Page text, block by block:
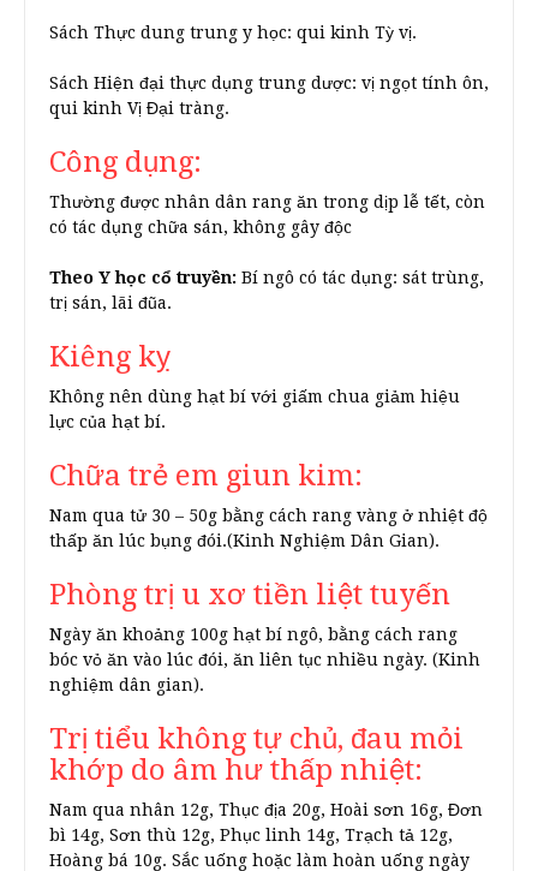
Sách Thực dung trung y học: qui kinh Tỳ vị.
Sách Hiện đại thực dụng trung dược: vị ngọt tính ôn,
qui kinh Vị Đại tràng.
Công dụng:
Thường được nhân dân rang ăn trong dịp lễ tết, còn
có tác dụng chữa sán, không gây độc
Theo Y học cổ truyền: Bí ngô có tác dụng: sát trùng,
trị sán, lãi đũa.
Kiêng kỵ
Không nên dùng hạt bí với giấm chua giảm hiệu
lực của hạt bí.
Chữa trẻ em giun kim:
Nam qua tử 30 – 50g bằng cách rang vàng ở nhiệt độ
thấp ăn lúc bụng đói.(Kinh Nghiệm Dân Gian).
Phòng trị u xơ tiền liệt tuyến
Ngày ăn khoảng 100g hạt bí ngô, bằng cách rang
bóc vỏ ăn vào lúc đói, ăn liên tục nhiều ngày. (Kinh
nghiệm dân gian).
Trị tiểu không tự chủ, đau mỏi
khớp do âm hư thấp nhiệt:
Nam qua nhân 12g, Thục địa 20g, Hoài sơn 16g, Đơn
bì 14g, Sơn thù 12g, Phục linh 14g, Trạch tả 12g,
Hoàng bá 10g. Sắc uống hoặc làm hoàn uống ngày